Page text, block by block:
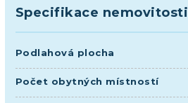
Specifikace nemovitosti
Podlahová plocha
Počet obytných místností